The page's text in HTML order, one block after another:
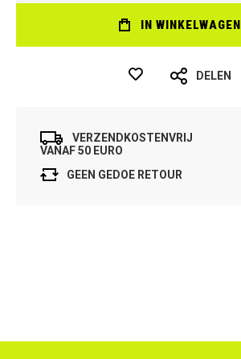
IN WINKELWAGEN
DELEN
VERZENDKOSTENVRIJ
VANAF 50 EURO
GEEN GEDOE RETOUR